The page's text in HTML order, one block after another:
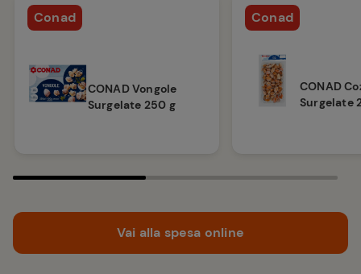
Conad
CONAD Vongole
Surgelate 250 g
Conad
CONAD
Surgelate
Vai alla spesa online